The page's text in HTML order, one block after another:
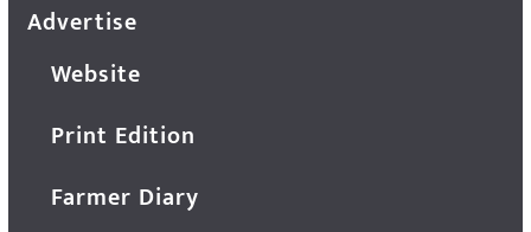
Advertise
Website
Print Edition
Farmer Diary